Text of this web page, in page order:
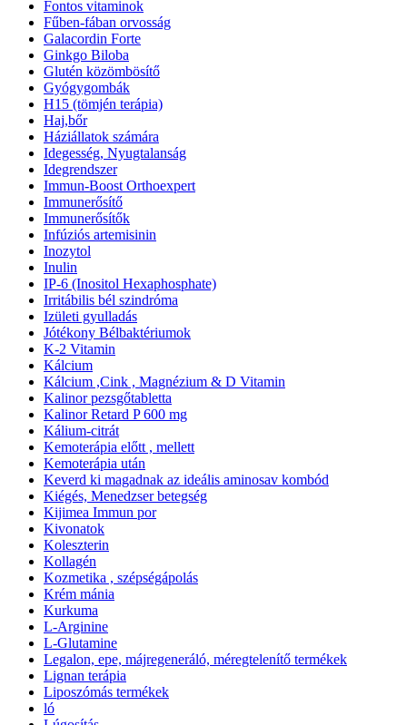
Fontos vitaminok
Fűben-fában orvosság
Galacordin Forte
Ginkgo Biloba
Glutén közömbösítő
Gyógygombák
H15 (tömjén terápia)
Haj,bőr
Háziállatok számára
Idegesség, Nyugtalanság
Idegrendszer
Immun-Boost Orthoexpert
Immunerősítő
Immunerősítők
Infúziós artemisinin
Inozytol
Inulin
IP-6 (Inositol Hexaphosphate)
Irritábilis bél szindróma
Izületi gyulladás
Jótékony Bélbaktériumok
K-2 Vitamin
Kálcium
Kálcium ,Cink , Magnézium & D Vitamin
Kalinor pezsgőtabletta
Kalinor Retard P 600 mg
Kálium-citrát
Kemoterápia előtt , mellett
Kemoterápia után
Keverd ki magadnak az ideális aminosav kombód
Kiégés, Menedzser betegség
Kijimea Immun por
Kivonatok
Koleszterin
Kollagén
Kozmetika , szépségápolás
Krém mánia
Kurkuma
L-Arginine
L-Glutamine
Legalon, epe, májregeneráló, méregtelenítő termékek
Lignan terápia
Liposzómás termékek
ló